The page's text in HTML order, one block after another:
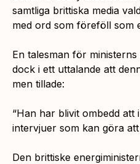
samtliga brittiska media
med ord som föreföll som
En talesman för
dock i ett uttalande att
men tillade:
“Han har blivit ombedd att
intervjuer som kan göra
Den brittiske